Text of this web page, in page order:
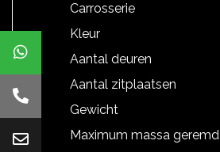
Carrosserie
Kleur
Aantal deuren
Aantal zitplaatsen
Gewicht
Maximum massa geremd